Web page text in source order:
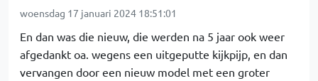
woensdag 17 januari 2024 18:51:01
En dan was die nieuw, die werden na 5 jaar ook weer
afgedankt oa. wegens een uitgeputte kijkpijp, en dan
vervangen door een nieuw model met een groter